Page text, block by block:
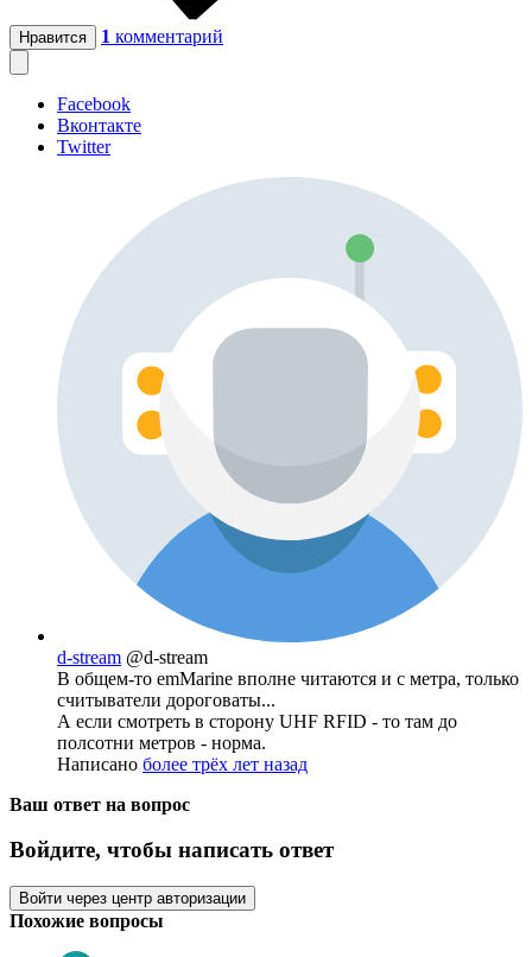
Нравится 1 комментарий
Facebook
Вконтакте
Twitter
d-stream @d-stream
В общем-то emMarine вполне читаются и с метра, только
считыватели дороговаты...
А если смотреть в сторону UHF RFID - то там до
полсотни метров - норма.
Написано более трёх лет назад
Ваш ответ на вопрос
Войдите, чтобы написать ответ
Войти через центр авторизации
Похожие вопросы